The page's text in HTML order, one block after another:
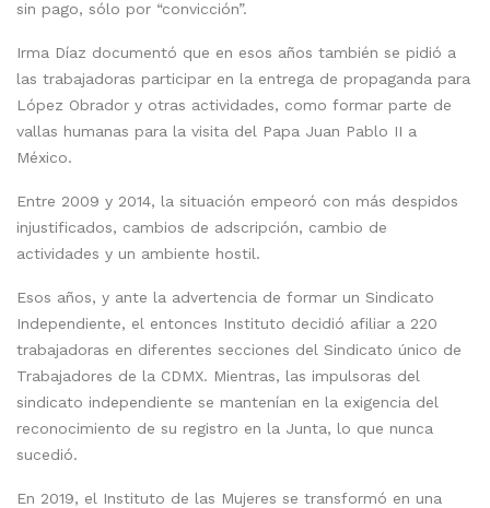
sin pago, sólo por “convicción”.
Irma Díaz documentó que en esos años también se pidió a
las trabajadoras participar en la entrega de propaganda para
López Obrador y otras actividades, como formar parte de
vallas humanas para la visita del Papa Juan Pablo II a
México.
Entre 2009 y 2014, la situación empeoró con más despidos
injustificados, cambios de adscripción, cambio de
actividades y un ambiente hostil.
Esos años, y ante la advertencia de formar un Sindicato
Independiente, el entonces Instituto decidió afiliar a 220
trabajadoras en diferentes secciones del Sindicato único de
Trabajadores de la CDMX. Mientras, las impulsoras del
sindicato independiente se mantenían en la exigencia del
reconocimiento de su registro en la Junta, lo que nunca
sucedió.
En 2019, el Instituto de las Mujeres se transformó en una